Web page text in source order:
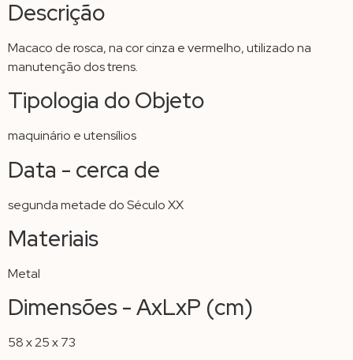
Descrição
Macaco de rosca, na cor cinza e vermelho, utilizado na
manutenção dos trens.
Tipologia do Objeto
maquinário e utensílios
Data - cerca de
segunda metade do Século XX
Materiais
Metal
Dimensões - AxLxP (cm)
58 x 25 x 73